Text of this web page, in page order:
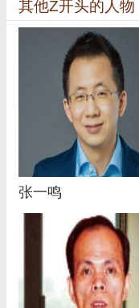
其他Z开头的人物
张一鸣